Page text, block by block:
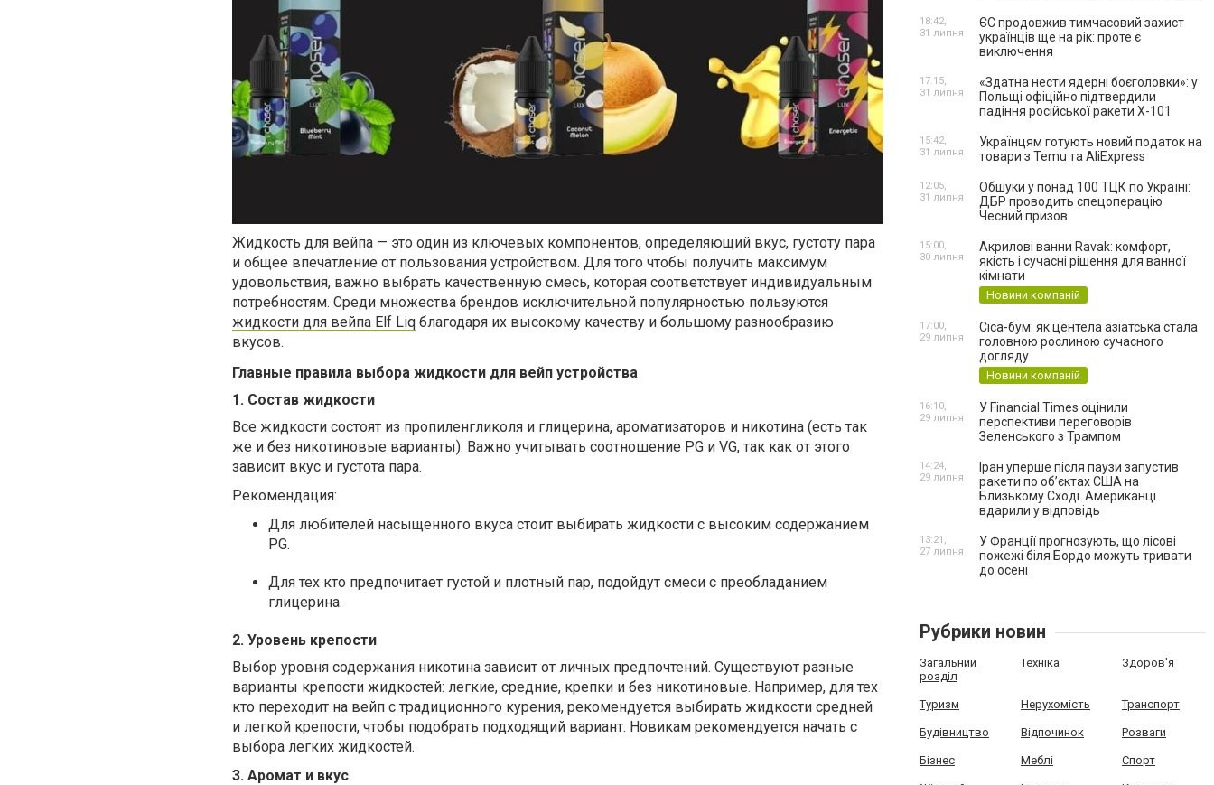
Жидкость для вейпа — это один из ключевых компонентов, определяющий вкус, густоту пара
и общее впечатление от пользования устройством. Для того чтобы получить максимум
удовольствия, важно выбрать качественную смесь, которая соответствует индивидуальным
потребностям. Среди множества брендов исключительной популярностью пользуются
жидкости для вейпа Elf Liq благодаря их высокому качеству и большому разнообразию
вкусов.
Главные правила выбора жидкости для вейп устройства
1. Состав жидкости
Все жидкости состоят из пропиленгликоля и глицерина, ароматизаторов и никотина (есть так
же и без никотиновые варианты). Важно учитывать соотношение PG и VG, так как от этого
зависит вкус и густота пара.
Рекомендация:
Для любителей насыщенного вкуса стоит выбирать жидкости с высоким содержанием
PG.
Для тех кто предпочитает густой и плотный пар, подойдут смеси с преобладанием
глицерина.
2. Уровень крепости
Выбор уровня содержания никотина зависит от личных предпочтений. Существуют разные
варианты крепости жидкостей: легкие, средние, крепки и без никотиновые. Например, для тех
кто переходит на вейп с традиционного курения, рекомендуется выбирать жидкости средней
и легкой крепости, чтобы подобрать подходящий вариант. Новикам рекомендуется начать с
выбора легких жидкостей.
3. Аромат и вкус
ЄС продовжив тимчасовий захист
українців ще на рік: проте є
виключення
18:42,
31 липня
«Здатна нести ядерні боєголовки»: у
Польщі офіційно підтвердили
падіння російської ракети Х-101
17:15,
31 липня
Українцям готують новий податок на
товари з Temu та AliExpress
15:42,
31 липня
Обшуки у понад 100 ТЦК по Україні:
ДБР проводить спецоперацію
Чесний призов
12:05,
31 липня
Акрилові ванни Ravak: комфорт,
якість і сучасні рішення для ванної
кімнати
Новини компаній
15:00,
30 липня
Cica-бум: як центела азіатська стала
головною рослиною сучасного
догляду
Новини компаній
17:00,
29 липня
У Financial Times оцінили
перспективи переговорів
Зеленського з Трампом
16:10,
29 липня
Іран уперше після паузи запустив
ракети по обʼєктах США на
Близькому Сході. Американці
вдарили у відповідь
14:24,
29 липня
У Франції прогнозують, що лісові
пожежі біля Бордо можуть тривати
до осені
13:21,
27 липня
Рубрики новин
Загальний
розділ
Техніка Здоров'я
Туризм Нерухомість Транспорт
Будівництво Відпочинок Розваги
Бізнес Меблі Спорт